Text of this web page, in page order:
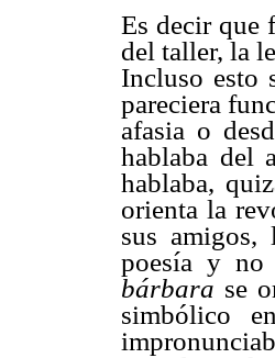
Es decir que
del taller, la
Incluso esto
pareciera
afasia o
hablaba del
hablaba,
orienta la
sus
poesía y
bárbara se
simbólico